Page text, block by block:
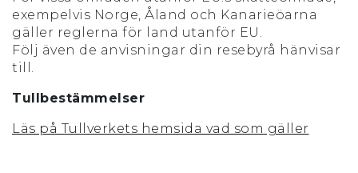
exempelvis Norge, Åland och Kanarieöarna
gäller reglerna för land utanför EU.
Följ även de anvisningar din resebyrå hänvisar
till.
Tullbestämmelser
Läs på Tullverkets hemsida vad som gäller